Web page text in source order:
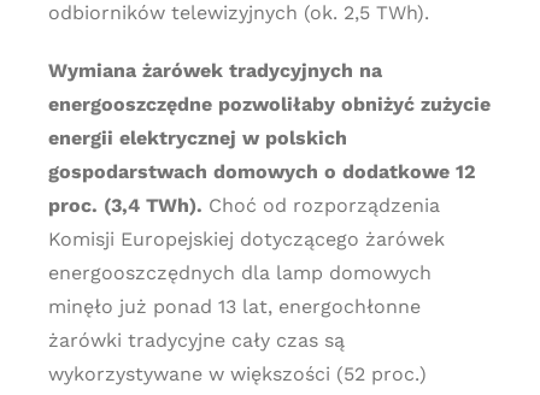
odbiorników telewizyjnych (ok. 2,5 TWh).
Wymiana żarówek tradycyjnych na
energooszczędne pozwoliłaby obniżyć zużycie
energii elektrycznej w polskich
gospodarstwach domowych o dodatkowe 12
proc. (3,4 TWh). Choć od rozporządzenia
Komisji Europejskiej dotyczącego żarówek
energooszczędnych dla lamp domowych
minęło już ponad 13 lat, energochłonne
żarówki tradycyjne cały czas są
wykorzystywane w większości (52 proc.)